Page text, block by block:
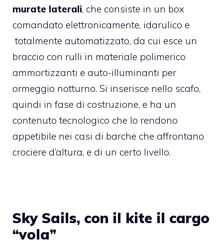
murate laterali, che consiste in un box
comandato elettronicamente, idarulico e
totalmente automatizzato, da cui esce un
braccio con rulli in materiale polimerico
ammortizzanti e auto-illuminanti per
ormeggio notturno. Si inserisce nello scafo,
quindi in fase di costruzione, e ha un
contenuto tecnologico che lo rendono
appetibile nei casi di barche che affrontano
crociere d’altura, e di un certo livello.
Sky Sails, con il kite il cargo
“vola”